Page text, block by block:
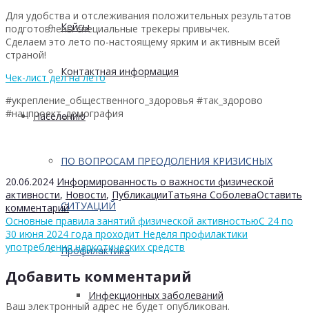
Кейсы
Контактная информация
Населению
ПО ВОПРОСАМ ПРЕОДОЛЕНИЯ КРИЗИСНЫХ
СИТУАЦИЙ
Профилактика
Инфекционных заболеваний
Для удобства и отслеживания положительных результатов
подготовлены специальные трекеры привычек.
Сделаем это лето по-настоящему ярким и активным всей
страной!
Чек-лист дел на лето
#укрепление_общественного_здоровья #так_здорово
#нацпроект_демография
20.06.2024 Информированность о важности физической
активности, Новости, ПубликацииТатьяна СоболеваОставить
комментарий
Основные правила занятий физической активностьюС 24 по
30 июня 2024 года проходит Неделя профилактики
употребления наркотических средств
Добавить комментарий
Ваш электронный адрес не будет опубликован.